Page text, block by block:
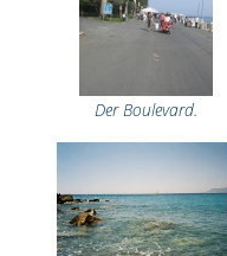
Der Boulevard.